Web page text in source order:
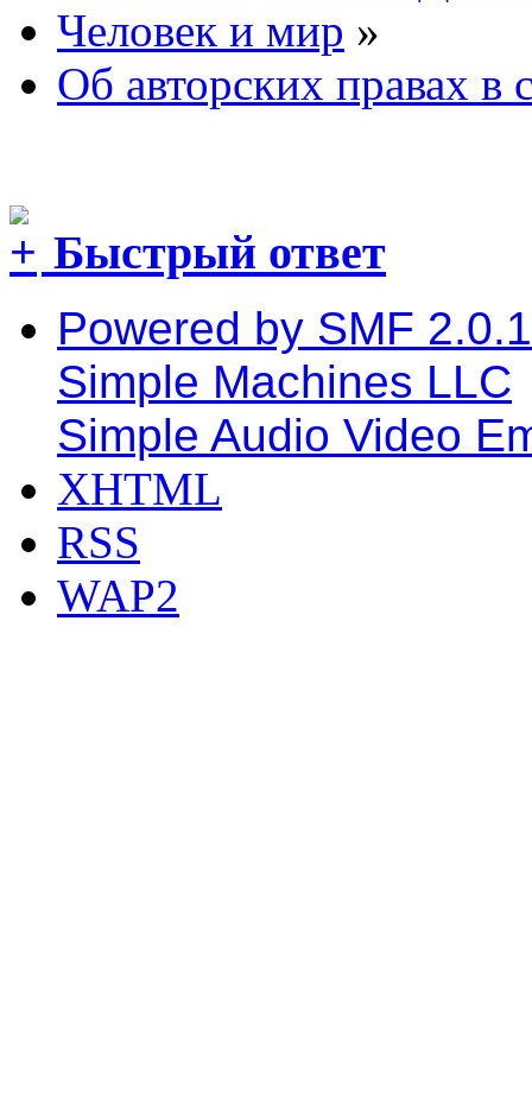
Человек и мир »
Об авторских правах в
Быстрый ответ
Powered by SMF
Simple Machines LLC
Simple Audio Video
XHTML
RSS
WAP2